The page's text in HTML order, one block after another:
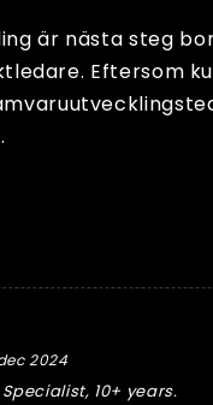
är nästa steg
Eftersom
2024
10+ years.